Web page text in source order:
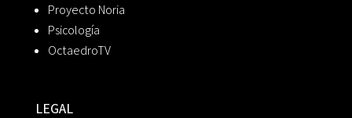
Proyecto Noria
Psicología
OctaedroTV
LEGAL